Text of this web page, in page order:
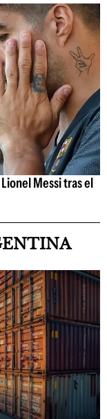
Messi tras el